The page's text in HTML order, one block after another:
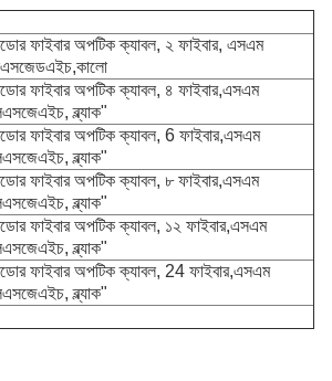
ফাইবার অপটিক ক্যাবল, ২ ফাইবার, এসএম
ফাইবার অপটিক ক্যাবল, ৪ ফাইবার,এসএম
ব্ল্যাক"
ফাইবার অপটিক ক্যাবল, 6 ফাইবার,এসএম
ব্ল্যাক"
ফাইবার অপটিক ক্যাবল, ৮ ফাইবার,এসএম
ব্ল্যাক"
ফাইবার অপটিক ক্যাবল, ১২ ফাইবার,এসএম
ব্ল্যাক"
ফাইবার অপটিক ক্যাবল, 24 ফাইবার,এসএম
ব্ল্যাক"